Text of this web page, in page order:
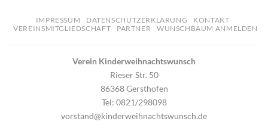
IMPRESSUM DATENSCHUTZERKLÄRUNG
KONTAKT
VEREINSMITGLIEDSCHAFT
PARTNER WUNSCHBAUM ANMELDEN
Verein Kinderweihnachtswunsch
Rieser Str. 50
86368 Gersthofen
Tel: 0821/298098
vorstand@kinderweihnachtswunsch.de